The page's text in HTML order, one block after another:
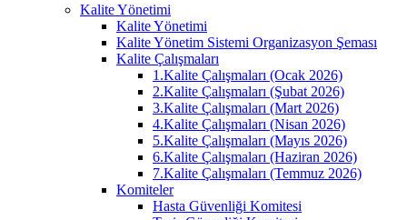
Kalite Yönetimi
Kalite Yönetimi
Kalite Yönetim Sistemi Organizasyon Şeması
Kalite Çalışmaları
1.Kalite Çalışmaları (Ocak 2026)
2.Kalite Çalışmaları (Şubat 2026)
3.Kalite Çalışmaları (Mart 2026)
4.Kalite Çalışmaları (Nisan 2026)
5.Kalite Çalışmaları (Mayıs 2026)
6.Kalite Çalışmaları (Haziran 2026)
7.Kalite Çalışmaları (Temmuz 2026)
Komiteler
Hasta Güvenliği Komitesi